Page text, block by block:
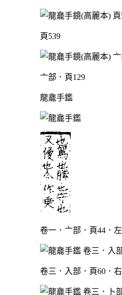
頁539
亠部．頁129
龍龕手鑑
卷一．亠部．頁44．左
卷三．入部．頁60．右